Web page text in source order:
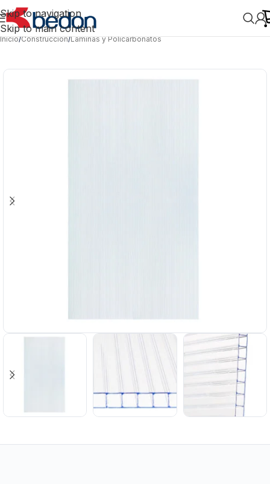
Skip to navigation
Skip to main content
Inicio/Construcción/Láminas y Policarbonatos